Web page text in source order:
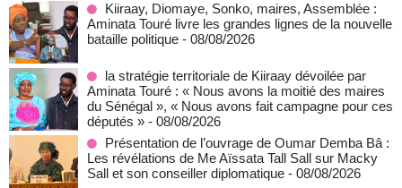
Kiiraay, Diomaye, Sonko, maires, Assemblée :
Aminata Touré livre les grandes lignes de la nouvelle
bataille politique - 08/08/2026
la stratégie territoriale de Kiiraay dévoilée par
Aminata Touré : « Nous avons la moitié des maires
du Sénégal », « Nous avons fait campagne pour ces
députés » - 08/08/2026
Présentation de l’ouvrage de Oumar Demba Bâ :
Les révélations de Me Aïssata Tall Sall sur Macky
Sall et son conseiller diplomatique - 08/08/2026